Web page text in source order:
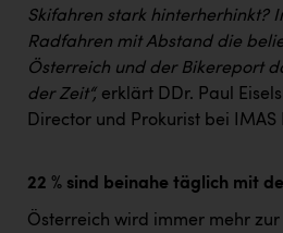
Skifahren stark hinterherhinkt?
Radfahren mit Abstand die
Österreich und der Bikereport
der Zeit“, erklärt DDr. Paul
Director und Prokurist bei
22 % sind beinahe täglich mit
Österreich wird immer mehr zur